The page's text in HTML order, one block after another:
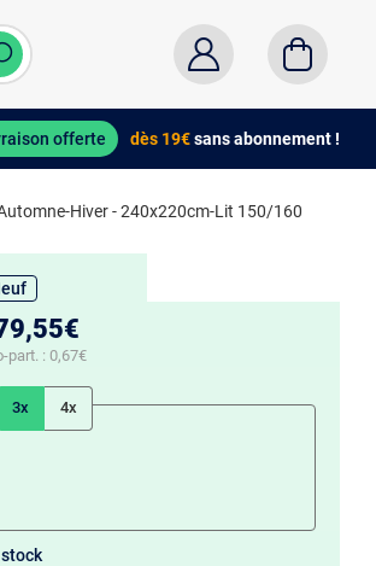
offerte dès 19€sans abonnement !
Hiver - 240x220cm-Lit 150/160
part. : 0,67€
3x 4x
stock